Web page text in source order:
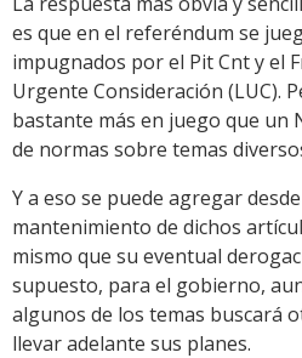
es que en el referéndum se
impugnados por el Pit Cnt y el
Urgente Consideración (LUC).
bastante más en juego que un
de normas sobre temas
Y a eso se puede agregar
mantenimiento de dichos
mismo que su eventual
supuesto, para el gobierno,
algunos de los temas buscará
llevar adelante sus planes.